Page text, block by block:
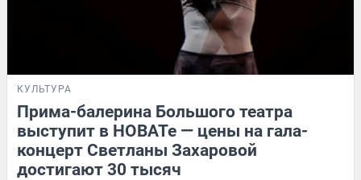
КУЛЬТУРА
Прима-балерина Большого театра
выступит в НОВАТе — цены на гала-
концерт Светланы Захаровой
достигают 30 тысяч